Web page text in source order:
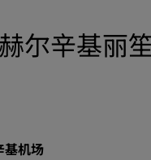
尔辛基丽
基机场